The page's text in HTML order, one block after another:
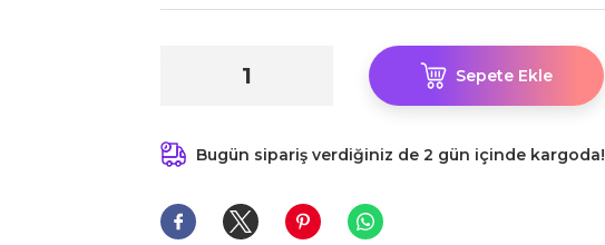
Sepete Ekle
Bugün sipariş verdiğiniz de 2 gün içinde kargoda!